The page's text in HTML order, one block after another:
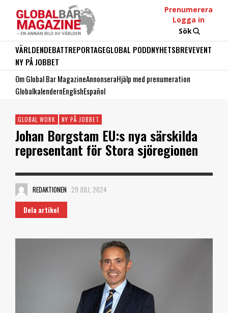
Prenumerera
Logga in
Sök
VÄRLDENDEBATTREPORTAGEGLOBAL PODDNYHETSBREVEVENT
NY PÅ JOBBET
Om Global Bar MagazineAnnonseraHjälp med prenumeration
GlobalkalendernEnglishEspañol
GLOBAL WORK NY PÅ JOBBET
Johan Borgstam EU:s nya särskilda
representant för Stora sjöregionen
REDAKTIONEN 29 JULI, 2024
Dela artikel